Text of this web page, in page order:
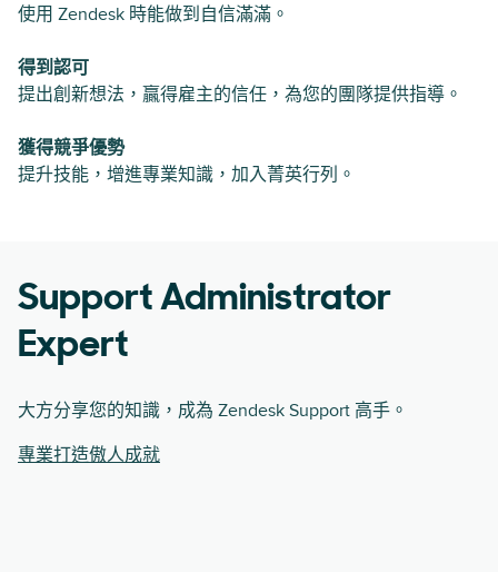
使用 Zendesk 時能做到自信滿滿。
得到認可
提出創新想法，贏得雇主的信任，為您的團隊提供指導。
獲得競爭優勢
提升技能，增進專業知識，加入菁英行列。
Support Administrator
Expert
大方分享您的知識，成為 Zendesk Support 高手。
專業打造傲人成就